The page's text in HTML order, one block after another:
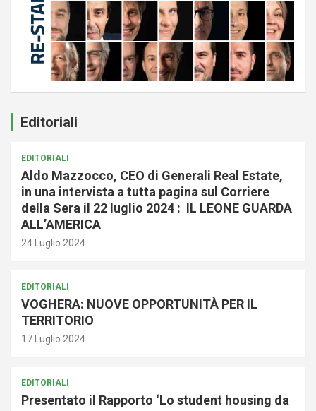
Editoriali
EDITORIALI
Aldo Mazzocco, CEO di Generali Real Estate,
in una intervista a tutta pagina sul Corriere
della Sera il 22 luglio 2024 : IL LEONE GUARDA
ALL’AMERICA
24 Luglio 2024
EDITORIALI
VOGHERA: NUOVE OPPORTUNITÀ PER IL
TERRITORIO
17 Luglio 2024
EDITORIALI
Presentato il Rapporto ‘Lo student housing da